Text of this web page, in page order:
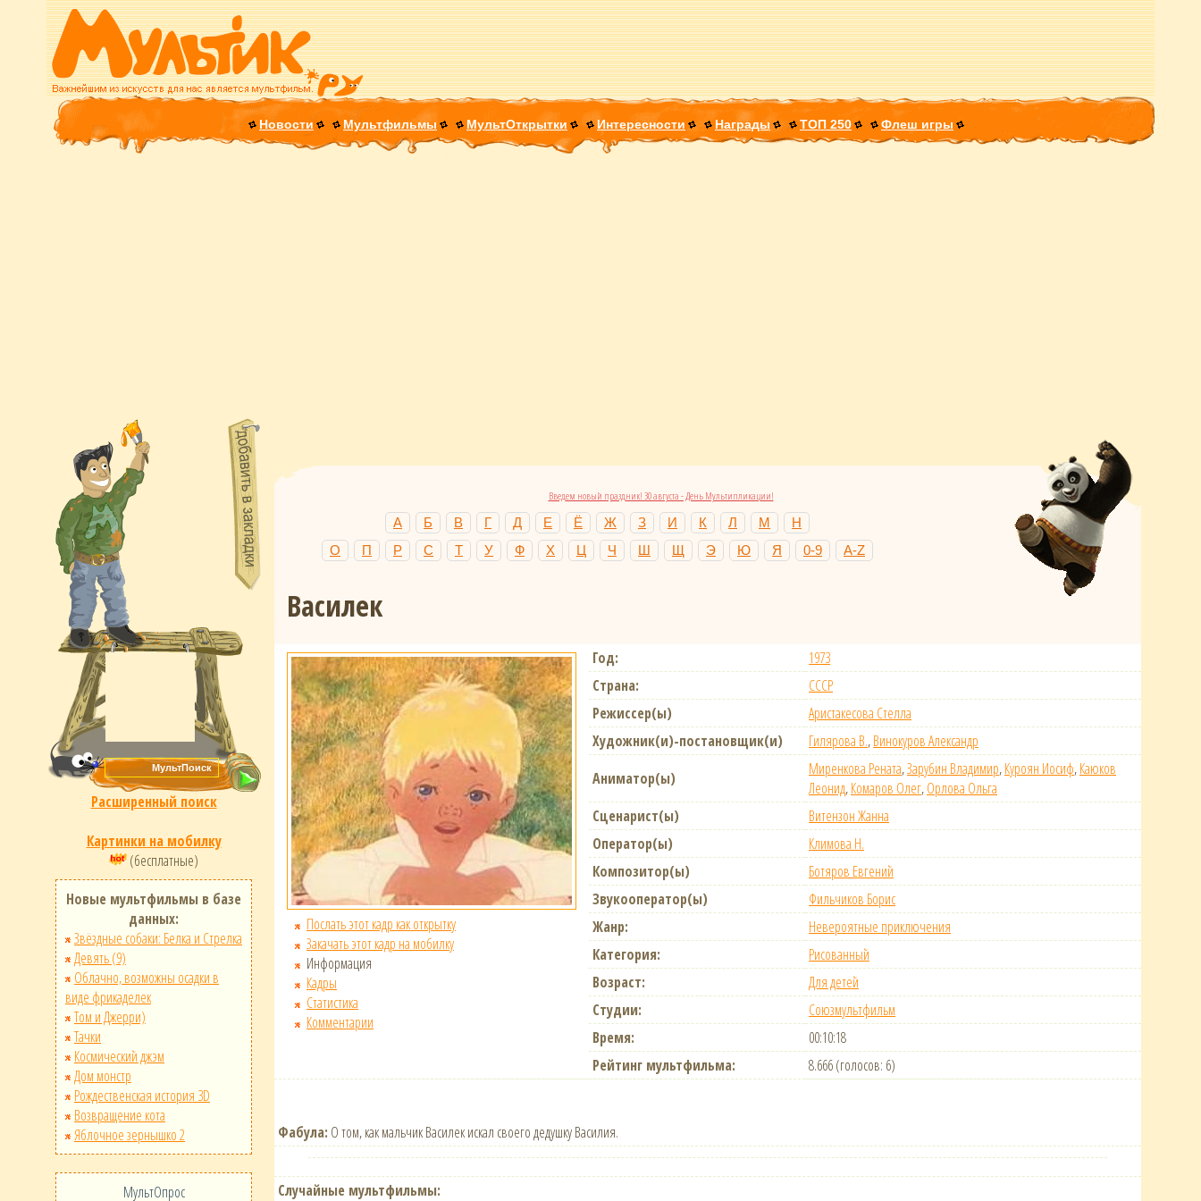
Новости Мультфильмы МультОткрытки Интересности Награды ТОП 250 Флеш игры
Расширенный поиск
Картинки на мобилку
(бесплатные)
Новые мультфильмы в базе
данных:
Звёздные собаки: Белка и Стрелка
Девять (9)
Облачно, возможны осадки в
виде фрикаделек
Том и Джерри)
Тачки
Космический джэм
Дом монстр
Рождественская история 3D
Возвращение кота
Яблочное зернышко 2
МультОпрос
Введем новый праздник! 30 августа - День Мультипликации!
А Б В Г Д Е Ё Ж З И К Л М
Н
О
П Р С Т У Ф Х Ц Ч Ш Щ Э Ю Я 0-9 A-Z
Василек
Послать этот кадр как открытку
Закачать этот кадр на мобилку
Информация
Кадры
Статистика
Комментарии
Год:
1973
Страна:
СССР
Режиссер(ы)
Аристакесова Стелла
Художник(и)-постановщик(и)
Гилярова В.,Винокуров Александр
Аниматор(ы)
Миренкова Рената,Зарубин Владимир,Куроян Иосиф,Каюков
Леонид,Комаров Олег,Орлова Ольга
Сценарист(ы)
Витензон Жанна
Оператор(ы)
Климова Н.
Композитор(ы)
Ботяров Евгений
Звукооператор(ы)
Фильчиков Борис
Жанр:
Невероятные приключения
Категория:
Рисованный
Возраст:
Для детей
Студии:
Союзмультфильм
Время:
00:10:18
Рейтинг мультфильма:
8.666 (голосов: 6)
Фабула: О том, как мальчик Василек искал своего дедушку Василия.
Случайные мультфильмы: